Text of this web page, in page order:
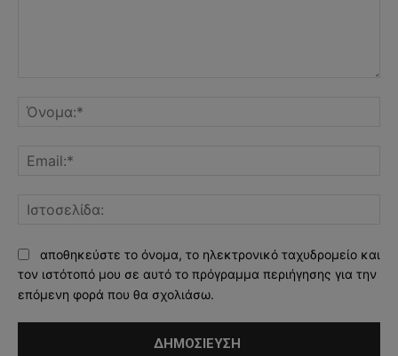
αποθηκεύστε το όνομα, το ηλεκτρονικό ταχυδρομείο και
τον ιστότοπό μου σε αυτό το πρόγραμμα περιήγησης για την
επόμενη φορά που θα σχολιάσω.